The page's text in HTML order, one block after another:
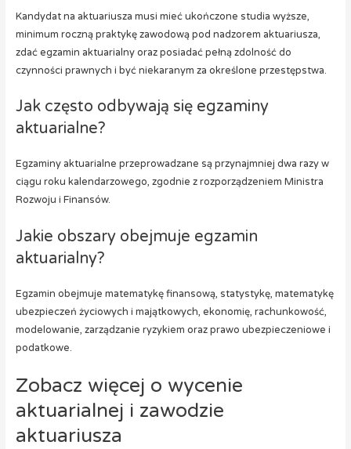
Kandydat na aktuariusza musi mieć ukończone studia wyższe,
minimum roczną praktykę zawodową pod nadzorem aktuariusza,
zdać egzamin aktuarialny oraz posiadać pełną zdolność do
czynności prawnych i być niekaranym za określone przestępstwa.
Jak często odbywają się egzaminy
aktuarialne?
Egzaminy aktuarialne przeprowadzane są przynajmniej dwa razy w
ciągu roku kalendarzowego, zgodnie z rozporządzeniem Ministra
Rozwoju i Finansów.
Jakie obszary obejmuje egzamin
aktuarialny?
Egzamin obejmuje matematykę finansową, statystykę, matematykę
ubezpieczeń życiowych i majątkowych, ekonomię, rachunkowość,
modelowanie, zarządzanie ryzykiem oraz prawo ubezpieczeniowe i
podatkowe.
Zobacz więcej o wycenie
aktuarialnej i zawodzie
aktuariusza